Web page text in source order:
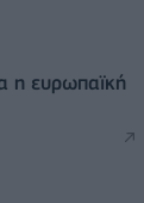
η ευρωπαϊκή